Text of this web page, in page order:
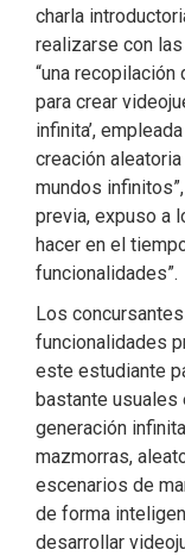
charla
realizarse con
“una
para crear
infinita’,
creación
mundos
previa, expuso a
hacer en el
funcionalidades”.
Los
funcionalidades
este estudiante
bastante usuales
generación
mazmorras,
escenarios de
de forma
desarrollar